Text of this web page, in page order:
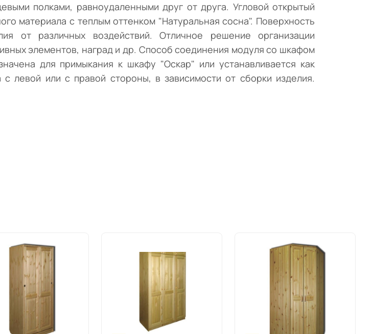
с левой или с правой стороны, в
от сборки изделия. Реализуется
предприятием Добрый Мастер.
полками, равноудаленными друг от друга. Угловой открытый
материала с теплым оттенком "Натуральная сосна". Поверхность
от различных воздействий. Отличное решение организации
элементов, наград и др. Способ соединения модуля со шкафом
для примыкания к шкафу "Оскар" или устанавливается как
левой или с правой стороны, в зависимости от сборки изделия.